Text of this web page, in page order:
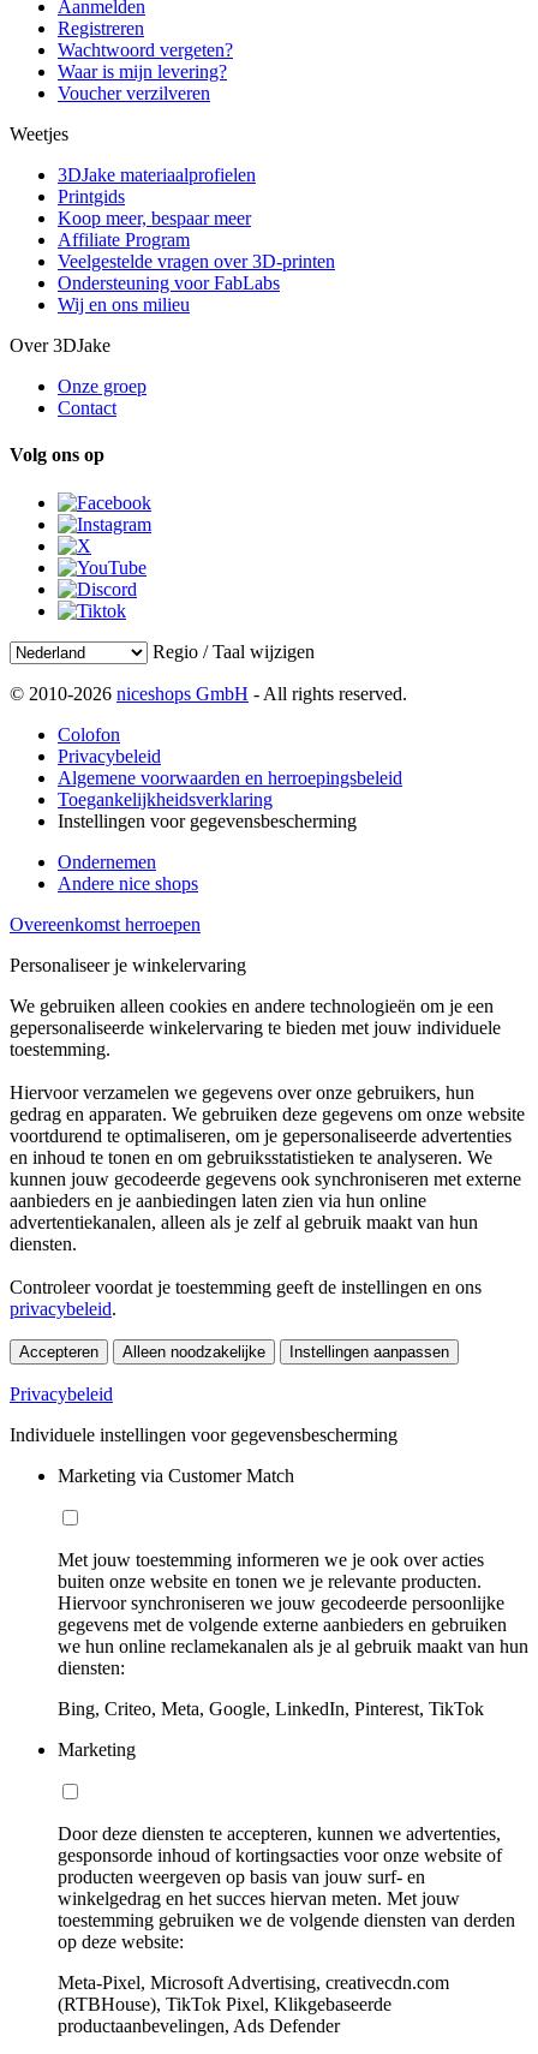
Aanmelden
Registreren
Wachtwoord vergeten?
Waar is mijn levering?
Voucher verzilveren
Weetjes
3DJake materiaalprofielen
Printgids
Koop meer, bespaar meer
Affiliate Program
Veelgestelde vragen over 3D-printen
Ondersteuning voor FabLabs
Wij en ons milieu
Over 3DJake
Onze groep
Contact
Volg ons op
Regio / Taal wijzigen
© 2010-2026 niceshops GmbH - All rights reserved.
Colofon
Privacybeleid
Algemene voorwaarden en herroepingsbeleid
Toegankelijkheidsverklaring
Instellingen voor gegevensbescherming
Ondernemen
Andere nice shops
Overeenkomst herroepen
Personaliseer je winkelervaring
We gebruiken alleen cookies en andere technologieën om je een
gepersonaliseerde winkelervaring te bieden met jouw individuele
toestemming.
Hiervoor verzamelen we gegevens over onze gebruikers, hun
gedrag en apparaten. We gebruiken deze gegevens om onze website
voortdurend te optimaliseren, om je gepersonaliseerde advertenties
en inhoud te tonen en om gebruiksstatistieken te analyseren. We
kunnen jouw gecodeerde gegevens ook synchroniseren met externe
aanbieders en je aanbiedingen laten zien via hun online
advertentiekanalen, alleen als je zelf al gebruik maakt van hun
diensten.
Controleer voordat je toestemming geeft de instellingen en ons
privacybeleid.
Accepteren Alleen noodzakelijke Instellingen aanpassen
Privacybeleid
Individuele instellingen voor gegevensbescherming
Marketing via Customer Match
Met jouw toestemming informeren we je ook over acties
buiten onze website en tonen we je relevante producten.
Hiervoor synchroniseren we jouw gecodeerde persoonlijke
gegevens met de volgende externe aanbieders en gebruiken
we hun online reclamekanalen als je al gebruik maakt van hun
diensten:
Bing, Criteo, Meta, Google, LinkedIn, Pinterest, TikTok
Marketing
Door deze diensten te accepteren, kunnen we advertenties,
gesponsorde inhoud of kortingsacties voor onze website of
producten weergeven op basis van jouw surf- en
winkelgedrag en het succes hiervan meten. Met jouw
toestemming gebruiken we de volgende diensten van derden
op deze website:
Meta-Pixel, Microsoft Advertising, creativecdn.com
(RTBHouse), TikTok Pixel, Klikgebaseerde
productaanbevelingen, Ads Defender